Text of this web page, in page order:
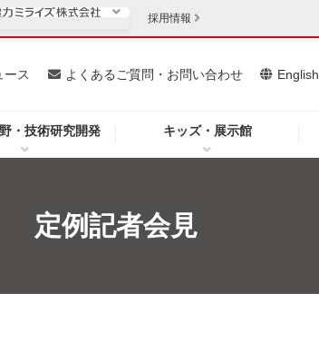
・技術研究開発 キッズ・展示館
ース よくあるご質問・お問い合わせ English
安定供給
企業情報
法人のお客さま
採用情報
定例記者会見